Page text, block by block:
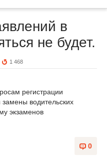
в
не будет.
1 468
регистрации
водительских
экзаменов
0